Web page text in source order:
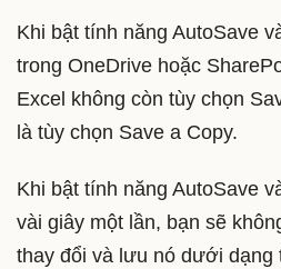
Khi bật tính năng AutoSave
trong OneDrive hoặc
Excel không còn tùy chọn
là tùy chọn Save a Copy.
Khi bật tính năng AutoSave
vài giây một lần, bạn sẽ
thay đổi và lưu nó dưới dạng